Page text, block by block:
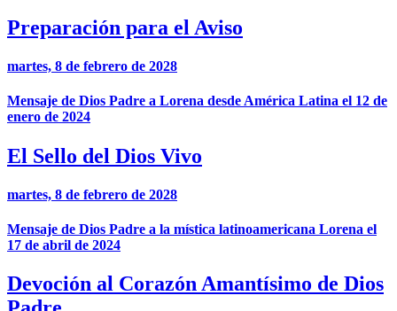
Preparación para el Aviso
martes, 8 de febrero de 2028
Mensaje de Dios Padre a Lorena desde América Latina el 12 de
enero de 2024
El Sello del Dios Vivo
martes, 8 de febrero de 2028
Mensaje de Dios Padre a la mística latinoamericana Lorena el
17 de abril de 2024
Devoción al Corazón Amantísimo de Dios